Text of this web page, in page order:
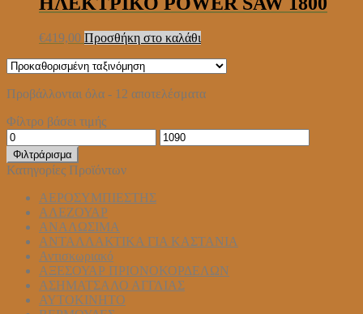
€419,00 Προσθήκη στο καλάθι
Προβάλλονται όλα - 12 αποτελέσματα
Φίλτρο βάσει τιμής
Ελάχιστη
τιμή
Μέγιστη
τιμή
Φιλτράρισμα
Κατηγορίες Προϊόντων
ΑΕΡΟΣΥΜΠΙΕΣΤΗΣ
ΑΛΕΖΟΥΑΡ
ΑΝΑΛΩΣΙΜΑ
ΑΝΤΑΛΛΑΚΤΙΚΑ ΓΙΑ ΚΑΣΤΑΝΙΑ
Αντισκωριακό
ΑΞΕΣΟΥΑΡ ΠΡΙΟΝΟΚΟΡΔΕΛΩΝ
ΑΣΗΜΑΤΣΑΛΟ ΑΓΓΛΙΑΣ
ΑΥΤΟΚΙΝΗΤΟ